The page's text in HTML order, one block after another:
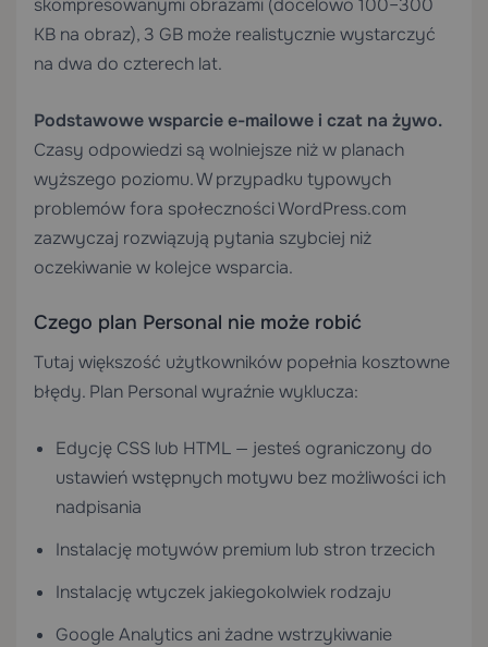
skompresowanymi obrazami (docelowo 100–300
KB na obraz), 3 GB może realistycznie wystarczyć
na dwa do czterech lat.
Podstawowe wsparcie e-mailowe i czat na żywo.
Czasy odpowiedzi są wolniejsze niż w planach
wyższego poziomu. W przypadku typowych
problemów fora społeczności WordPress.com
zazwyczaj rozwiązują pytania szybciej niż
oczekiwanie w kolejce wsparcia.
Czego plan Personal nie może robić
Tutaj większość użytkowników popełnia kosztowne
błędy. Plan Personal wyraźnie wyklucza:
Edycję CSS lub HTML — jesteś ograniczony do
ustawień wstępnych motywu bez możliwości ich
nadpisania
Instalację motywów premium lub stron trzecich
Instalację wtyczek jakiegokolwiek rodzaju
Google Analytics ani żadne wstrzykiwanie